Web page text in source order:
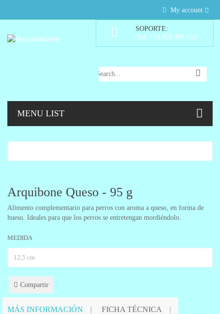
My account
SOPORTE:
Tel: +34 603 491 655
MENU LIST
Arquibone Queso - 95 g
Alimento complementario para perros con aroma a queso, en forma de
hueso. Ideales para que los perros se entretengan mordiéndolo.
MEDIDA
Compartir
MÁS INFORMACIÓN FICHA TÉCNICA